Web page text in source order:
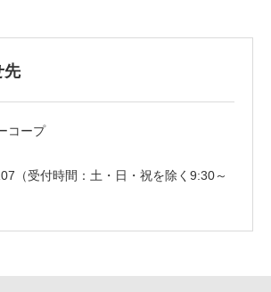
先
コープ
（受付時間：土・日・祝を除く9:30～